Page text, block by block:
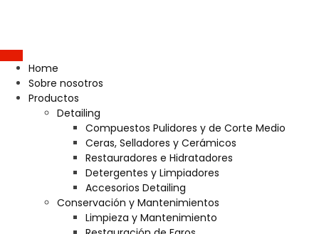
Home
Sobre nosotros
Productos
Detailing
Compuestos Pulidores y de Corte Medio
Ceras, Selladores y Cerámicos
Restauradores e Hidratadores
Detergentes y Limpiadores
Accesorios Detailing
Conservación y Mantenimientos
Limpieza y Mantenimiento